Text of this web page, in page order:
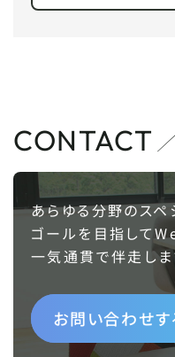
CONTACT
あらゆる分野のスペ
ゴールを目指して
一気通貫で伴走しま
お問い合わせす